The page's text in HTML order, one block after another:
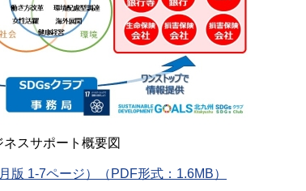
ネスサポート概要図
版 1-7ページ）（PDF形式：1.6MB）